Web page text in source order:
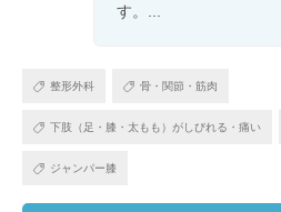
す。...
整形外科 骨・関節・筋肉
下肢（足・膝・太もも）がしびれる・痛い
ジャンパー膝